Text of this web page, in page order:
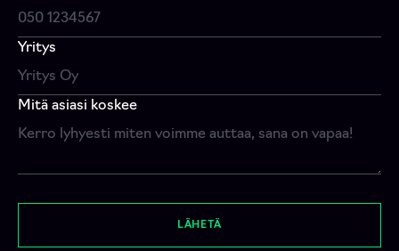
Yritys
Mitä asiasi koskee
LÄHETÄ